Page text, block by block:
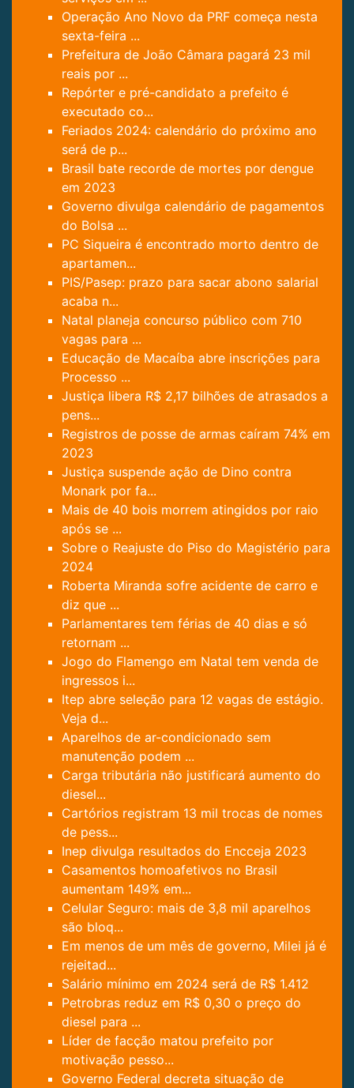
Operação Ano Novo da PRF começa nesta
sexta-feira ...
Prefeitura de João Câmara pagará 23 mil
reais por ...
Repórter e pré-candidato a prefeito é
executado co...
Feriados 2024: calendário do próximo ano
será de p...
Brasil bate recorde de mortes por dengue
em 2023
Governo divulga calendário de pagamentos
do Bolsa ...
PC Siqueira é encontrado morto dentro de
apartamen...
PIS/Pasep: prazo para sacar abono salarial
acaba n...
Natal planeja concurso público com 710
vagas para ...
Educação de Macaíba abre inscrições para
Processo ...
Justiça libera R$ 2,17 bilhões de atrasados a
pens...
Registros de posse de armas caíram 74% em
2023
Justiça suspende ação de Dino contra
Monark por fa...
Mais de 40 bois morrem atingidos por raio
após se ...
Sobre o Reajuste do Piso do Magistério para
2024
Roberta Miranda sofre acidente de carro e
diz que ...
Parlamentares tem férias de 40 dias e só
retornam ...
Jogo do Flamengo em Natal tem venda de
ingressos i...
Itep abre seleção para 12 vagas de estágio.
Veja d...
Aparelhos de ar-condicionado sem
manutenção podem ...
Carga tributária não justificará aumento do
diesel...
Cartórios registram 13 mil trocas de nomes
de pess...
Inep divulga resultados do Encceja 2023
Casamentos homoafetivos no Brasil
aumentam 149% em...
Celular Seguro: mais de 3,8 mil aparelhos
são bloq...
Em menos de um mês de governo, Milei já é
rejeitad...
Salário mínimo em 2024 será de R$ 1.412
Petrobras reduz em R$ 0,30 o preço do
diesel para ...
Líder de facção matou prefeito por
motivação pesso...
Governo Federal decreta situação de